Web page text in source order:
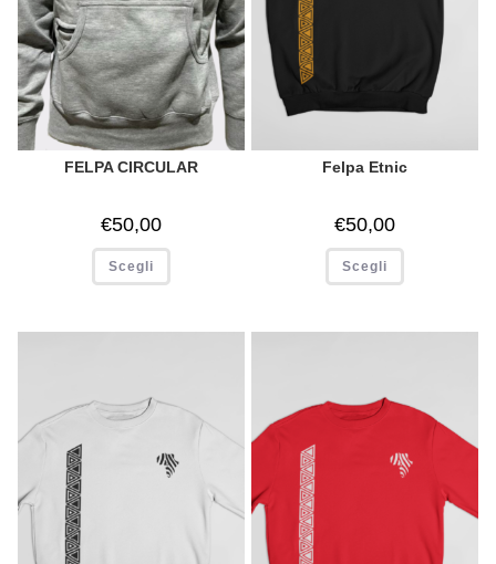
FELPA CIRCULAR
€50,00
Scegli
Felpa Etnic
€50,00
Scegli